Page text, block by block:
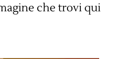
che trovi qui